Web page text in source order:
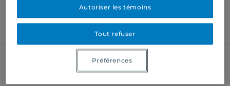
Tout refuser
Autoriser les témoins
Préférences